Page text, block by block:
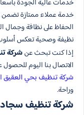
خدمات عالية الجودة
خدمة عملاء ممتازة تضمن
الحفاظ على نظافة وجمال
نظيفة وصحية تعكس أسلوب
إذا كنت تبحث عنشركة
الاتصال بنا اليوم للحصول
شركة تنظيف بحي العقيق
وراحة.
شركة تنظيف